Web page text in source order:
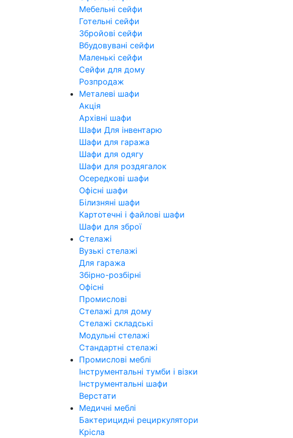
Мебельні сейфи
Готельні сейфи
Збройові сейфи
Вбудовувані сейфи
Маленькі сейфи
Сейфи для дому
Розпродаж
Металеві шафи
Акція
Архівні шафи
Шафи Для інвентарю
Шафи для гаража
Шафи для одягу
Шафи для роздягалок
Осередкові шафи
Офісні шафи
Білизняні шафи
Картотечні і файлові шафи
Шафи для зброї
Стелажі
Вузькі стелажі
Для гаража
Збірно-розбірні
Офісні
Промислові
Стелажі для дому
Стелажі складські
Модульні стелажі
Стандартні стелажі
Промислові меблі
Інструментальні тумби і візки
Інструментальні шафи
Верстати
Медичні меблі
Бактерицидні рециркулятори
Крісла